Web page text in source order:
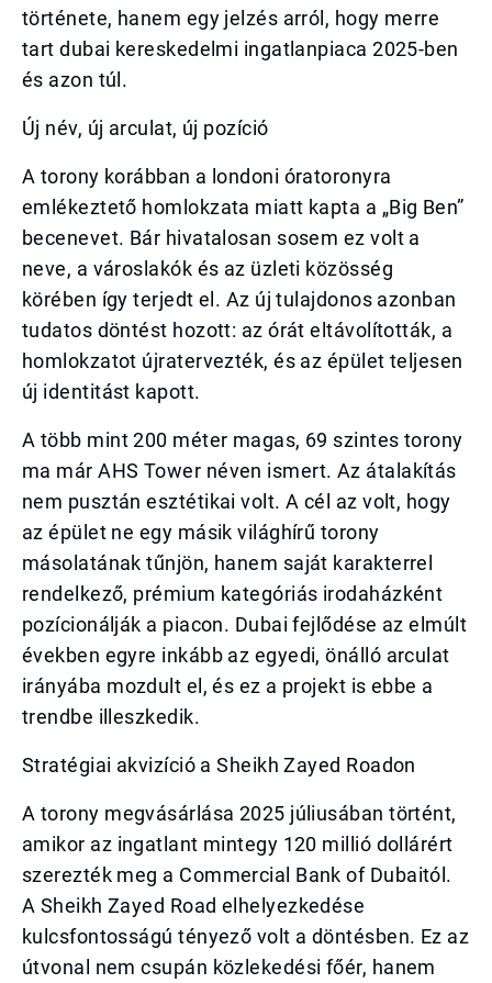
története, hanem egy jelzés arról, hogy merre
tart dubai kereskedelmi ingatlanpiaca 2025-ben
és azon túl.
Új név, új arculat, új pozíció
A torony korábban a londoni óratoronyra
emlékeztető homlokzata miatt kapta a „Big Ben”
becenevet. Bár hivatalosan sosem ez volt a
neve, a városlakók és az üzleti közösség
körében így terjedt el. Az új tulajdonos azonban
tudatos döntést hozott: az órát eltávolították, a
homlokzatot újratervezték, és az épület teljesen
új identitást kapott.
A több mint 200 méter magas, 69 szintes torony
ma már AHS Tower néven ismert. Az átalakítás
nem pusztán esztétikai volt. A cél az volt, hogy
az épület ne egy másik világhírű torony
másolatának tűnjön, hanem saját karakterrel
rendelkező, prémium kategóriás irodaházként
pozícionálják a piacon. Dubai fejlődése az elmúlt
években egyre inkább az egyedi, önálló arculat
irányába mozdult el, és ez a projekt is ebbe a
trendbe illeszkedik.
Stratégiai akvizíció a Sheikh Zayed Roadon
A torony megvásárlása 2025 júliusában történt,
amikor az ingatlant mintegy 120 millió dollárért
szerezték meg a Commercial Bank of Dubaitól.
A Sheikh Zayed Road elhelyezkedése
kulcsfontosságú tényező volt a döntésben. Ez az
útvonal nem csupán közlekedési főér, hanem